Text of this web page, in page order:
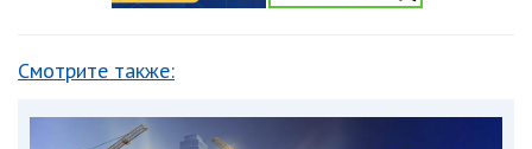
Смотрите также: